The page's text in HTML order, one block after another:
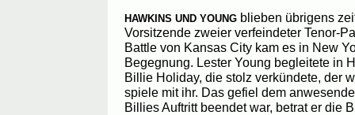
HAWKINS UND YOUNG blieben übrigens
Vorsitzende zweier verfeindeter Tenor-
Battle von Kansas City kam es in New
Begegnung. Lester Young begleitete in
Billie Holiday, die stolz verkündete, der
spiele mit ihr. Das gefiel dem
Billies Auftritt beendet war, betrat er die